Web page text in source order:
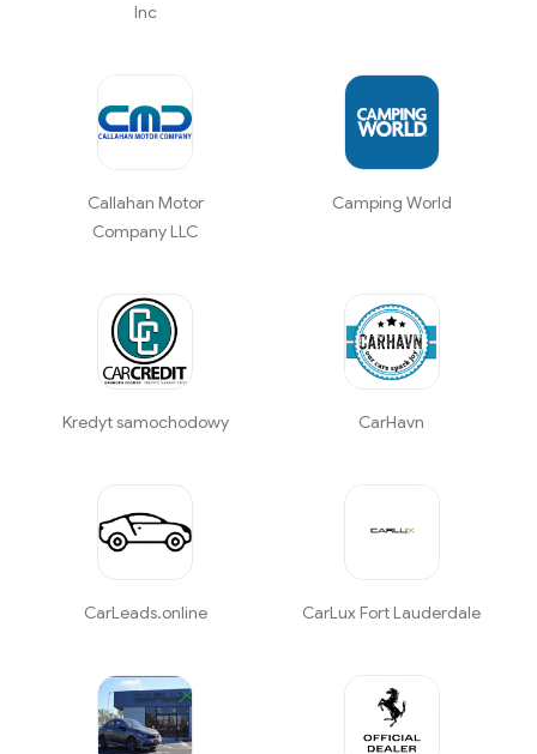
Inc
Callahan Motor
Company LLC
Camping World
Kredyt samochodowy CarHavn
CarLeads.online CarLux Fort Lauderdale